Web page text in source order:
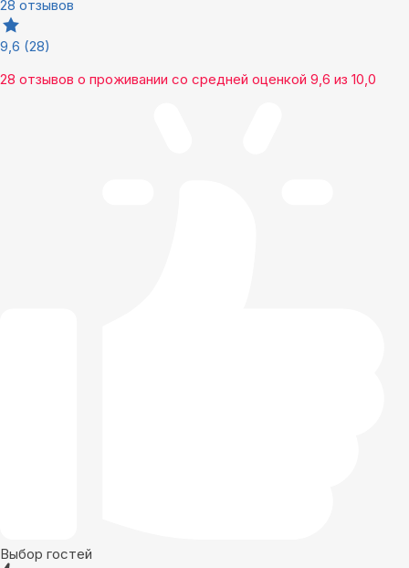
28 отзывов
9,6 (28)
28 отзывов о проживании со средней оценкой 9,6 из 10,0
Выбор гостей